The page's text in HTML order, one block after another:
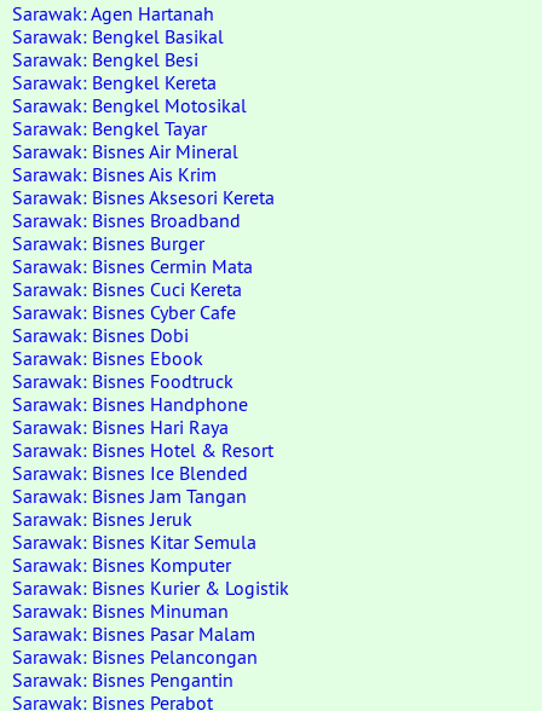
Sarawak: Agen Hartanah
Sarawak: Bengkel Basikal
Sarawak: Bengkel Besi
Sarawak: Bengkel Kereta
Sarawak: Bengkel Motosikal
Sarawak: Bengkel Tayar
Sarawak: Bisnes Air Mineral
Sarawak: Bisnes Ais Krim
Sarawak: Bisnes Aksesori Kereta
Sarawak: Bisnes Broadband
Sarawak: Bisnes Burger
Sarawak: Bisnes Cermin Mata
Sarawak: Bisnes Cuci Kereta
Sarawak: Bisnes Cyber Cafe
Sarawak: Bisnes Dobi
Sarawak: Bisnes Ebook
Sarawak: Bisnes Foodtruck
Sarawak: Bisnes Handphone
Sarawak: Bisnes Hari Raya
Sarawak: Bisnes Hotel & Resort
Sarawak: Bisnes Ice Blended
Sarawak: Bisnes Jam Tangan
Sarawak: Bisnes Jeruk
Sarawak: Bisnes Kitar Semula
Sarawak: Bisnes Komputer
Sarawak: Bisnes Kurier & Logistik
Sarawak: Bisnes Minuman
Sarawak: Bisnes Pasar Malam
Sarawak: Bisnes Pelancongan
Sarawak: Bisnes Pengantin
Sarawak: Bisnes Perabot